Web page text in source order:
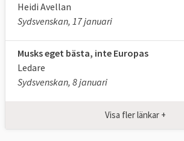
I 2018 års stora
arbetet i riksdagen
möjligheterna att få genomslag
nationell ståndpunkt ökar ju
processen den förs fram. Om en
beaktade redan i det förslag som
Heidi Avellan
Sydsvenskan, 17 januari
Musks eget bästa, inte Europas
Ledare
Sydsvenskan, 8 januari
Visa fler länkar +